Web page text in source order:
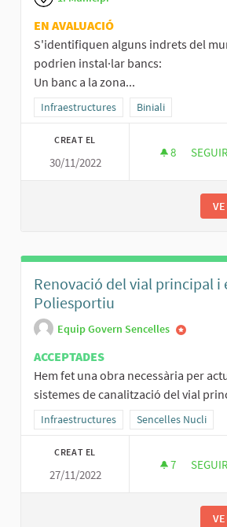
EN AVALUACIÓ
S'identifiquen alguns indrets del
podrien instal·lar bancs:
Un banc a la zona...
Resultats al filtrar per la categoria:
Infraestructures Resultats al filtrar
Biniali
CREAT EL
30/11/2022
8 8
SEGUIR
Renovació del vial principal i
Poliesportiu
Equip Govern Sencelles
ACCEPTADES
Hem fet una obra necessària per
sistemes de canalització del vial
Resultats al filtrar per la categoria:
Infraestructures Resultats al filtrar
Sencelles Nucli
CREAT EL
27/11/2022
7 7
SEGUIR